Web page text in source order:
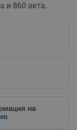
и 860 акта.
на